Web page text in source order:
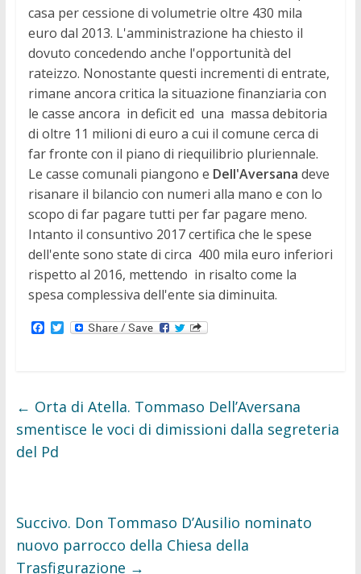
casa per cessione di volumetrie oltre 430 mila
euro dal 2013. L'amministrazione ha chiesto il
dovuto concedendo anche l'opportunità del
rateizzo. Nonostante questi incrementi di entrate,
rimane ancora critica la situazione finanziaria con
le casse ancora in deficit ed una massa debitoria
di oltre 11 milioni di euro a cui il comune cerca di
far fronte con il piano di riequilibrio pluriennale.
Le casse comunali piangono e Dell'Aversana deve
risanare il bilancio con numeri alla mano e con lo
scopo di far pagare tutti per far pagare meno.
Intanto il consuntivo 2017 certifica che le spese
dell'ente sono state di circa 400 mila euro inferiori
rispetto al 2016, mettendo in risalto come la
spesa complessiva dell'ente sia diminuita.
F
o
k
T
r
← Orta di Atella. Tommaso Dell’Aversana
smentisce le voci di dimissioni dalla segreteria
del Pd
Succivo. Don Tommaso D’Ausilio nominato
nuovo parrocco della Chiesa della
Trasfigurazione →